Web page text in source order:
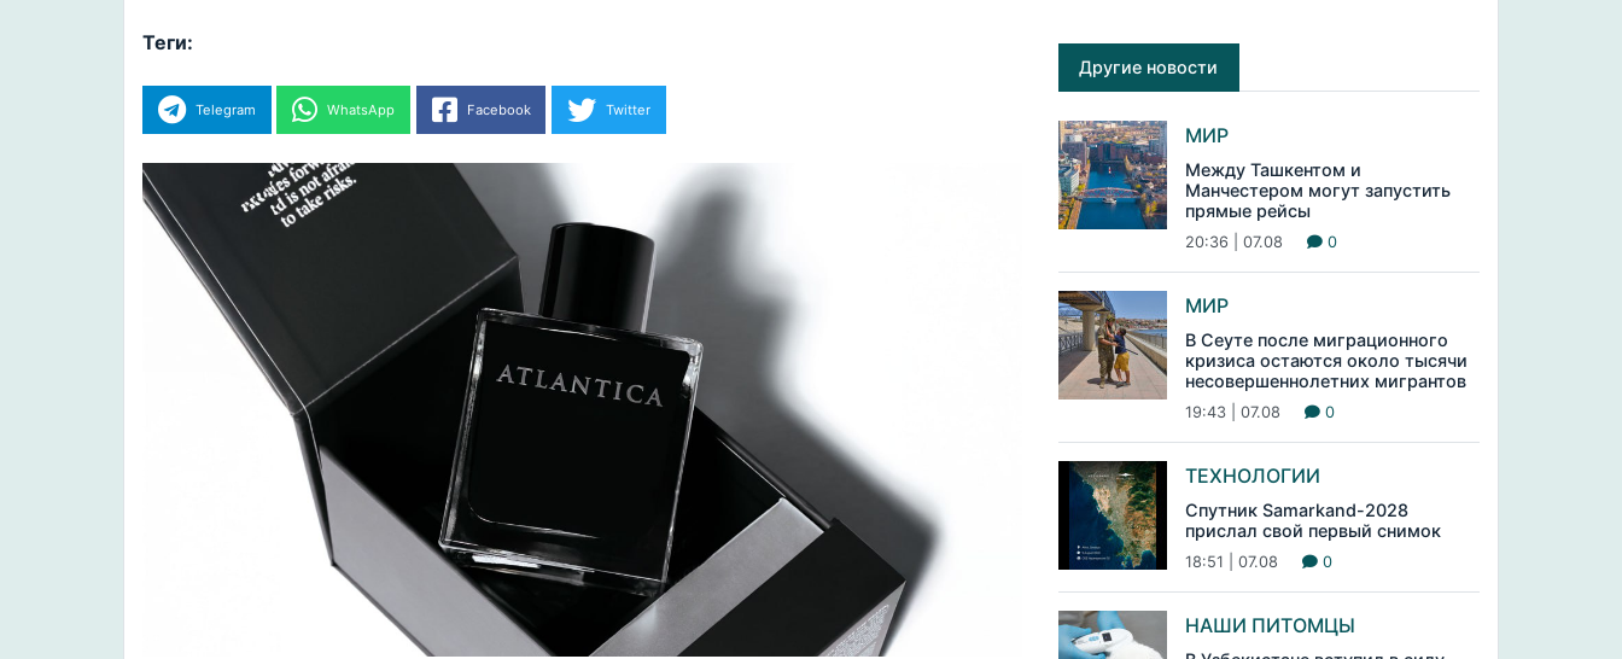
Теги:
Telegram WhatsApp Facebook Twitter
Другие новости
МИР
Между Ташкентом и
Манчестером могут запустить
прямые рейсы
20:36 | 07.08 0
МИР
В Сеуте после миграционного
кризиса остаются около тысячи
несовершеннолетних мигрантов
19:43 | 07.08 0
ТЕХНОЛОГИИ
Спутник Samarkand-2028
прислал свой первый снимок
18:51 | 07.08 0
НАШИ ПИТОМЦЫ